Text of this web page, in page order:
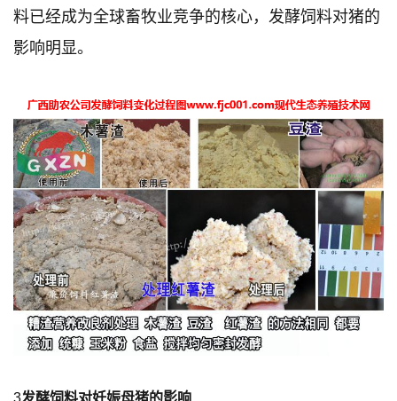
料已经成为全球畜牧业竞争的核心，发酵饲料对猪的
影响明显。
3发酵饲料对妊娠母猪的影响